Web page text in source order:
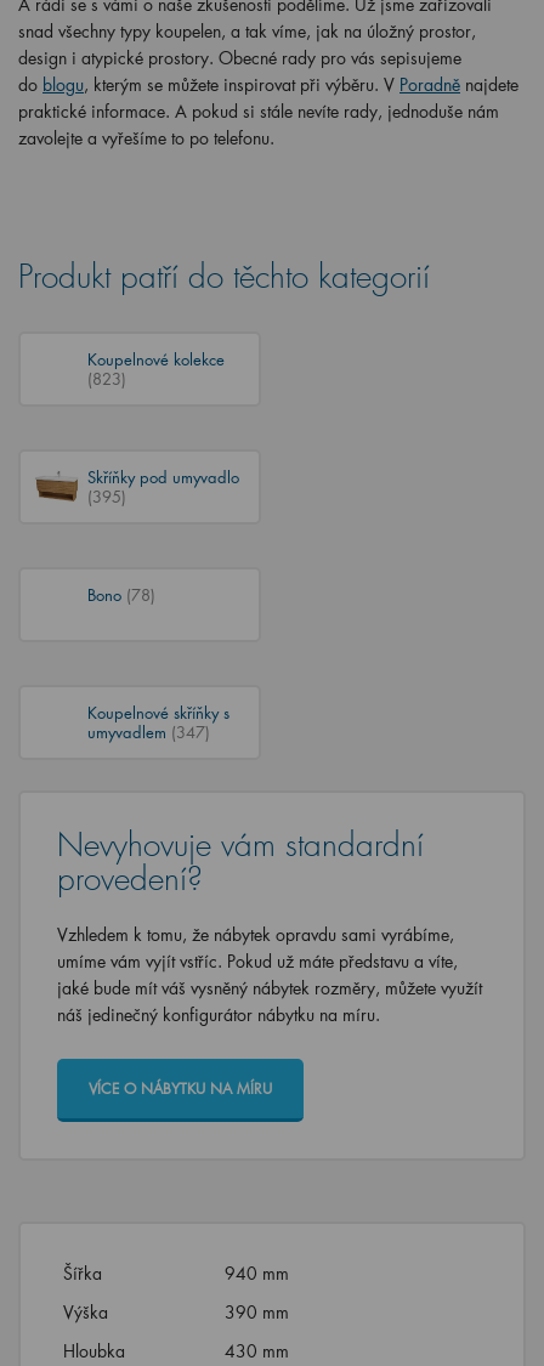
snad všechny typy koupelen, a tak víme, jak na úložný prostor,
design i atypické prostory. Obecné rady pro vás sepisujeme
do blogu, kterým se můžete inspirovat při výběru. V Poradně najdete
praktické informace. A pokud si stále nevíte rady, jednoduše nám
zavolejte a vyřešíme to po telefonu.
Produkt patří do těchto kategorií
Koupelnové kolekce
(823)
Skříňky pod umyvadlo
(395)
Bono (78)
Koupelnové skříňky s
umyvadlem (347)
Nevyhovuje vám standardní
provedení?
Vzhledem k tomu, že nábytek opravdu sami vyrábíme,
umíme vám vyjít vstříc. Pokud už máte představu a víte,
jaké bude mít váš vysněný nábytek rozměry, můžete využít
náš jedinečný konfigurátor nábytku na míru.
VÍCE O NÁBYTKU NA MÍRU
Šířka
940 mm
Výška
390 mm
Hloubka
430 mm